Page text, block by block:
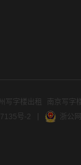
写字楼出租 南京写字
号-2 浙公